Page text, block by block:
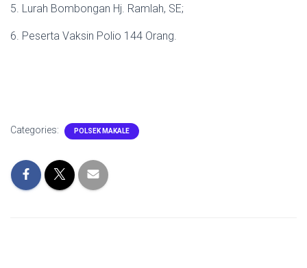
5. Lurah Bombongan Hj. Ramlah, SE;
6. Peserta Vaksin Polio 144 Orang.
Categories: POLSEK MAKALE